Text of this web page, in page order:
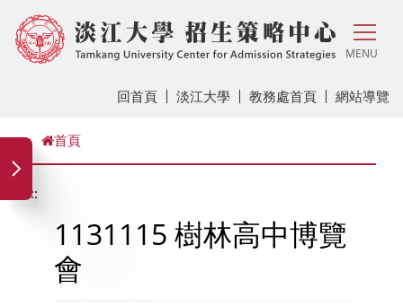
MENU
回首頁 淡江大學 教務處首頁 網站導覽
首頁
:::
1131115 樹林高中博覽
會